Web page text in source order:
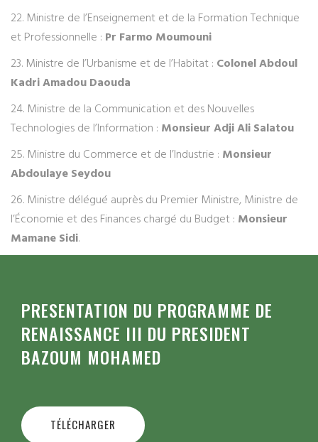
22. Ministre de l’Enseignement et de la Formation Technique
et Professionnelle : Pr Farmo Moumouni
23. Ministre de l’Urbanisme et de l’Habitat : Colonel Abdoul
Kadri Amadou Daouda
24. Ministre de la Communication et des Nouvelles
Technologies de l’Information : Monsieur Adji Ali Salatou
25. Ministre du Commerce et de l’Industrie : Monsieur
Abdoulaye Seydou
26. Ministre délégué auprès du Premier Ministre, Ministre de
l’Économie et des Finances chargé du Budget : Monsieur
Mamane Sidi.
PRESENTATION DU PROGRAMME DE
RENAISSANCE III DU PRESIDENT
BAZOUM MOHAMED
TÉLÉCHARGER